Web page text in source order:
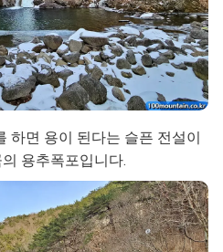
하면 용이 된다는 슬픈 전설이
용추폭포입니다.